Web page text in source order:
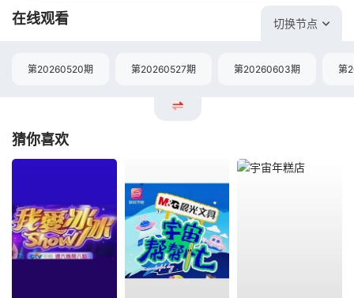
在线观看 切换节点
第20260520期 第20260527期 第20260603期 第
猜你喜欢